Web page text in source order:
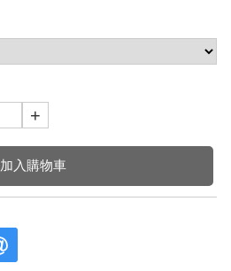
+
加入購物車